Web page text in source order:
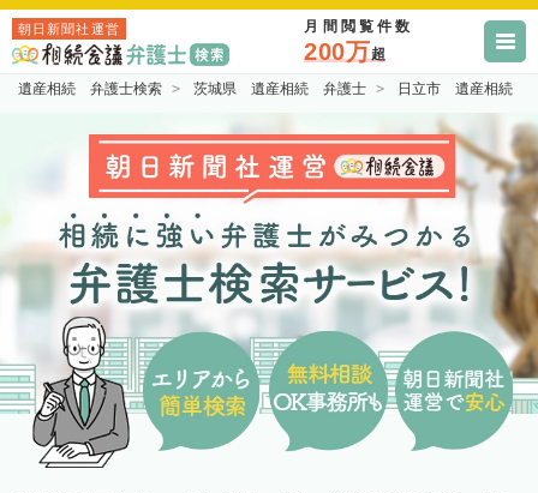
朝日新聞社運営 月間閲覧件数
200万超
遺産相続 弁護士検索 茨城県 遺産相続 弁護士 日立市 遺産相続